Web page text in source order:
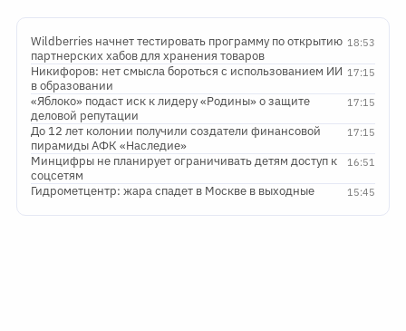
18:53
Wildberries начнет тестировать программу по открытию
партнерских хабов для хранения товаров
17:15
Никифоров: нет смысла бороться с использованием ИИ
в образовании
17:15
«Яблоко» подаст иск к лидеру «Родины» о защите
деловой репутации
17:15
До 12 лет колонии получили создатели финансовой
пирамиды АФК «Наследие»
16:51
Минцифры не планирует ограничивать детям доступ к
соцсетям
15:45
Гидрометцентр: жара спадет в Москве в выходные